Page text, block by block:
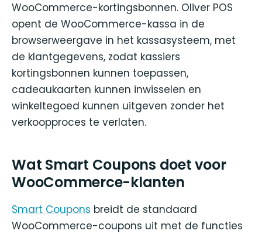
WooCommerce-kortingsbonnen. Oliver POS
opent de WooCommerce-kassa in de
browserweergave in het kassasysteem, met
de klantgegevens, zodat kassiers
kortingsbonnen kunnen toepassen,
cadeaukaarten kunnen inwisselen en
winkeltegoed kunnen uitgeven zonder het
verkoopproces te verlaten.
Wat Smart Coupons doet voor
WooCommerce-klanten
Smart Coupons breidt de standaard
WooCommerce-coupons uit met de functies